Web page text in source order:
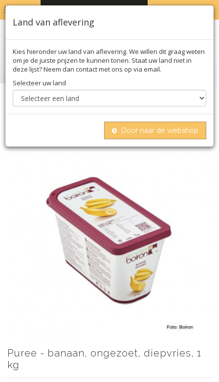
Home Diepvries
Puree - banaan, ongezoet, diepvries, 1 kg
Puree - banaan, ongezoet, diepvries, 1
kg
Land van aflevering
Kies hieronder uw land van aflevering. We willen dit graag weten
om je de juiste prijzen te kunnen tonen. Staat uw land niet in
deze lijst? Neem dan contact met ons op via email.
Selecteer uw land
Door naar de webshop